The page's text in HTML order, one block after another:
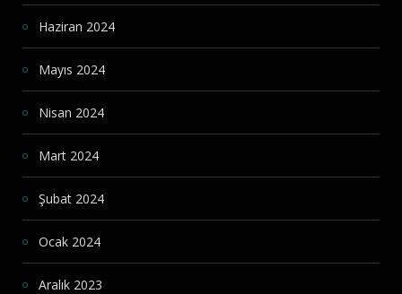
Haziran 2024
Mayıs 2024
Nisan 2024
Mart 2024
Şubat 2024
Ocak 2024
Aralık 2023